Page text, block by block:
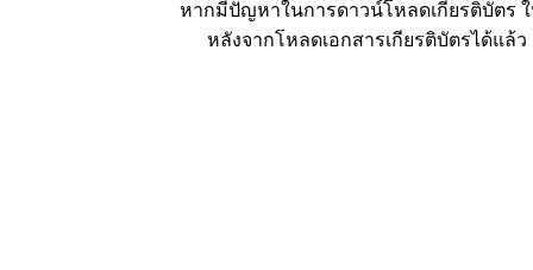
หากมีปัญหาในการดาวน์โหลดเกียรติบัตร
หลังจากโหลดเอกสารเกียรติบัตรได้แล้